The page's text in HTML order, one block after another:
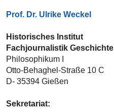
Prof. Dr. Ulrike Weckel
Historisches Institut
Fachjournalistik Geschichte
Philosophikum I
Otto-Behaghel-Straße 10 C
D- 35394 Gießen
Sekretariat: